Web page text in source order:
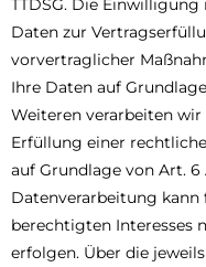
TTDSG. Die
Daten zur
vorvertraglicher
Ihre Daten auf
Weiteren verarbeiten wir
Erfüllung einer
auf Grundlage von Art. 6
Datenverarbeitung kann
berechtigten Interesses
erfolgen. Über die